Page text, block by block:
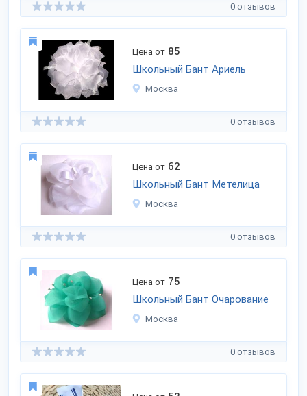
0 отзывов
Цена от 85
Школьный Бант Ариель
Москва
0 отзывов
Цена от 62
Школьный Бант Метелица
Москва
0 отзывов
Цена от 75
Школьный Бант Очарование
Москва
0 отзывов